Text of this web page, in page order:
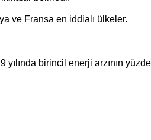
ve Fransa en iddialı ülkeler.
birincil enerji arzının yüzde